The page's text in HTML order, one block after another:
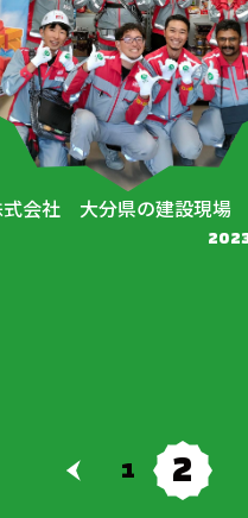
式会社 大分県の建設現場
1 2